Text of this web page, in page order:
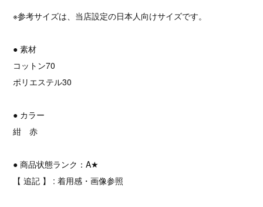
※参考サイズは、当店設定の日本人向けサイズです。
● 素材
コットン70
ポリエステル30
● カラー
紺 赤
● 商品状態ランク：A★
【 追記 】 : 着用感・画像参照